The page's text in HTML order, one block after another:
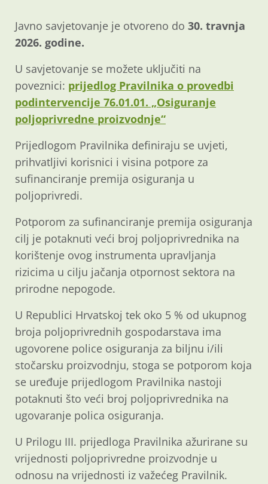
Javno savjetovanje je otvoreno do 30. travnja
2026. godine.
U savjetovanje se možete uključiti na
poveznici: prijedlog Pravilnika o provedbi
podintervencije 76.01.01. „Osiguranje
poljoprivredne proizvodnje“
Prijedlogom Pravilnika definiraju se uvjeti,
prihvatljivi korisnici i visina potpore za
sufinanciranje premija osiguranja u
poljoprivredi.
Potporom za sufinanciranje premija osiguranja
cilj je potaknuti veći broj poljoprivrednika na
korištenje ovog instrumenta upravljanja
rizicima u cilju jačanja otpornost sektora na
prirodne nepogode.
U Republici Hrvatskoj tek oko 5 % od ukupnog
broja poljoprivrednih gospodarstava ima
ugovorene police osiguranja za biljnu i/ili
stočarsku proizvodnju, stoga se potporom koja
se uređuje prijedlogom Pravilnika nastoji
potaknuti što veći broj poljoprivrednika na
ugovaranje polica osiguranja.
U Prilogu III. prijedloga Pravilnika ažurirane su
vrijednosti poljoprivredne proizvodnje u
odnosu na vrijednosti iz važećeg Pravilnik.